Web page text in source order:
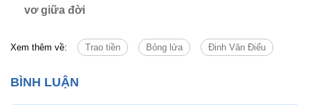
vơ giữa đời
Xem thêm về: Trao tiền Bỏng lửa Đinh Văn Điếu